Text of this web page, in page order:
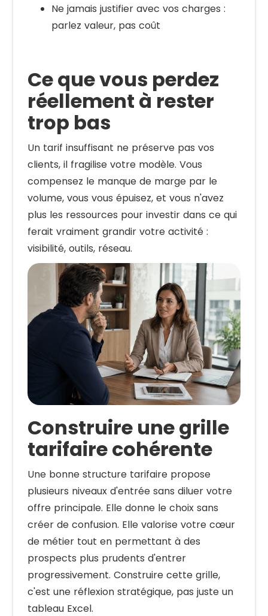
Ne jamais justifier avec vos charges :
parlez valeur, pas coût
Ce que vous perdez
réellement à rester
trop bas
Un tarif insuffisant ne préserve pas vos
clients, il fragilise votre modèle. Vous
compensez le manque de marge par le
volume, vous vous épuisez, et vous n'avez
plus les ressources pour investir dans ce qui
ferait vraiment grandir votre activité :
visibilité, outils, réseau.
Construire une grille
tarifaire cohérente
Une bonne structure tarifaire propose
plusieurs niveaux d'entrée sans diluer votre
offre principale. Elle donne le choix sans
créer de confusion. Elle valorise votre cœur
de métier tout en permettant à des
prospects plus prudents d'entrer
progressivement. Construire cette grille,
c'est une réflexion stratégique, pas juste un
tableau Excel.